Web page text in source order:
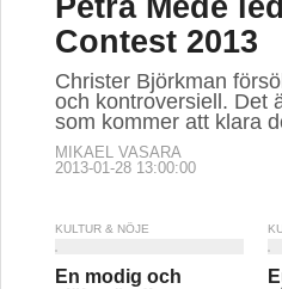
Contest 2013
Christer Björkman
och kontroversiell. Det
som kommer att klara
MIKAEL VASARA
2013-01-28 13:00:00
KULTUR & NÖJE
En modig och